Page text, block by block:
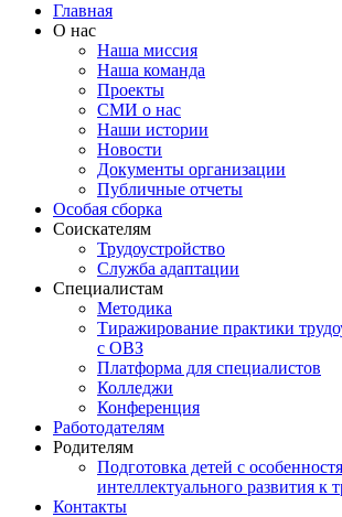
Главная
О нас
Наша миссия
Наша команда
Проекты
СМИ о нас
Наши истории
Новости
Документы организации
Публичные отчеты
Особая сборка
Соискателям
Трудоустройство
Служба адаптации
Специалистам
Методика
Тиражирование практики
с ОВЗ
Платформа для специалистов
Колледжи
Конференция
Работодателям
Родителям
Подготовка детей с
интеллектуального развития к
Контакты